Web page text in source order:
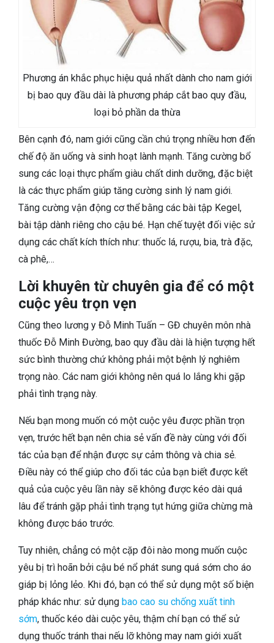
Phương án khắc phục hiệu quả nhất dành cho nam giới
bị bao quy đầu dài là phương pháp cắt bao quy đầu,
loại bỏ phần da thừa
Bên cạnh đó, nam giới cũng cần chú trọng nhiều hơn đến
chế độ ăn uống và sinh hoạt lành mạnh. Tăng cường bổ
sung các loại thực phẩm giàu chất dinh dưỡng, đặc biệt
là các thực phẩm giúp tăng cường sinh lý nam giới.
Tăng cường vận động cơ thể bằng các bài tập Kegel,
bài tập dành riêng cho cậu bé. Hạn chế tuyệt đối việc sử
dụng các chất kích thích như: thuốc lá, rượu, bia, trà đặc,
cà phê,…
Lời khuyên từ chuyên gia để có một
cuộc yêu trọn vẹn
Cũng theo lương y Đỗ Minh Tuấn – GĐ chuyên môn nhà
thuốc Đỗ Minh Đường, bao quy đầu dài là hiện tượng hết
sức bình thường chứ không phải một bệnh lý nghiêm
trọng nào. Các nam giới không nên quá lo lắng khi gặp
phải tình trạng này.
Nếu bạn mong muốn có một cuộc yêu được phần trọn
vẹn, trước hết bạn nên chia sẻ vấn đề này cùng với đối
tác của bạn để nhận được sự cảm thông và chia sẻ.
Điều này có thể giúp cho đối tác của bạn biết được kết
quả của cuộc yêu lần này sẽ không được kéo dài quá
lâu để tránh gặp phải tình trạng tụt hứng giữa chừng mà
không được báo trước.
Tuy nhiên, chẳng có một cặp đôi nào mong muốn cuộc
yêu bị trì hoãn bởi cậu bé nổ phát sung quá sớm cho áo
giáp bị lỏng lẻo. Khi đó, bạn có thể sử dụng một số biện
pháp khác như: sử dụng bao cao su chống xuất tinh
sớm, thuốc kéo dài cuộc yêu, thậm chí bạn có thể sử
dụng thuốc tránh thai nếu lỡ không may nam giới xuất